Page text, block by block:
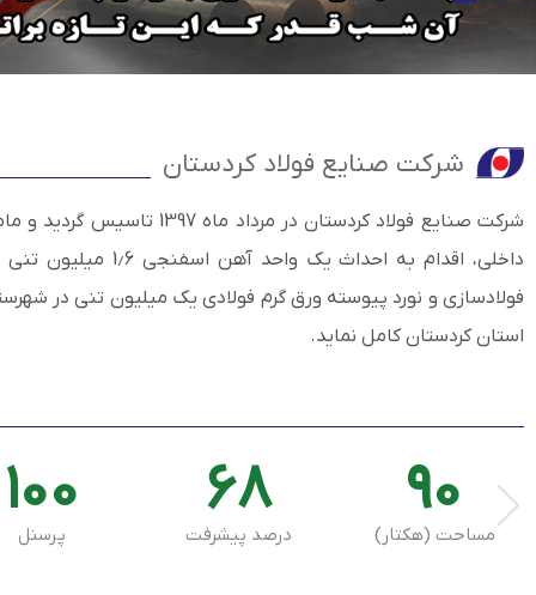
شرکت صنایع فولاد کردستان
شرکت صنایع فولاد کردستان در
داخلی، اقدام به احداث
فولادسازی و نورد پیوسته ورق گرم فولادی یک میلیون تنی در
استان کردستان کامل نماید.
90
68
درصد پیشرفت
100
پرسنل